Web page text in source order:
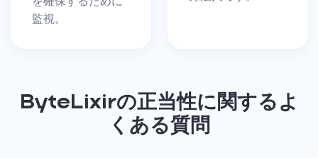
監視。
ByteLixirの正当性に関するよ
くある質問